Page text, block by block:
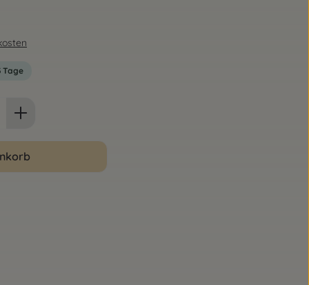
Tage
den gewünschten Wert ein oder